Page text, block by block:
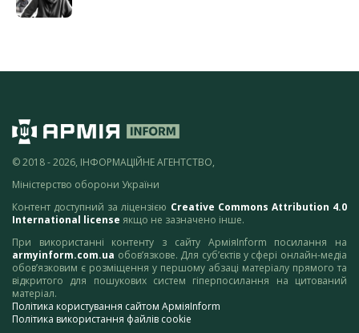
© 2018 - 2026, ІНФОРМАЦІЙНЕ АГЕНТСТВО,
Міністерство оборони України
Контент доступний за ліцензією Creative Commons Attribution 4.0
International license якщо не зазначено інше.
При використанні контенту з сайту АрміяInform посилання на
armyinform.com.ua обов’язкове. Для суб’єктів у сфері онлайн-медіа
обов’язковим є розміщення у першому абзаці матеріалу прямого та
відкритого для пошукових систем гіперпосилання на цитований
матеріал.
Політика користування сайтом АрміяInform
Політика використання файлів cookie